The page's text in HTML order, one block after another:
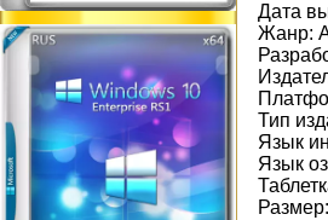
Дата
Жанр:
Тип
Язык
Язык